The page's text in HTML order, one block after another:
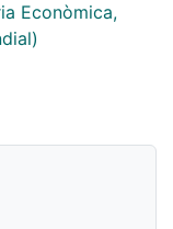
Econòmica,